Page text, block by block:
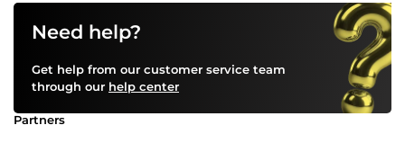
Need help?
Get help from our customer service team
through our help center
Partners